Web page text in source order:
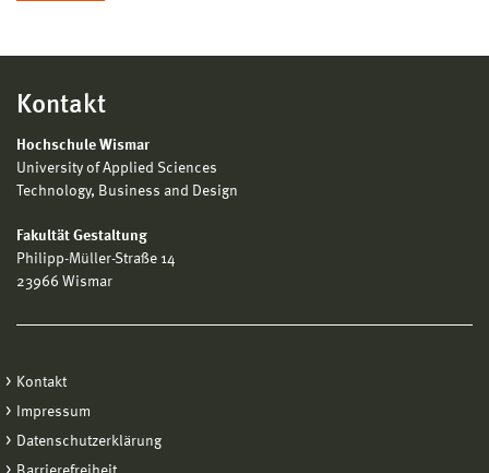
Kontakt
Hochschule Wismar
University of Applied Sciences
Technology, Business and Design
Fakultät Gestaltung
Philipp-Müller-Straße 14
23966 Wismar
Kontakt
Impressum
Datenschutzerklärung